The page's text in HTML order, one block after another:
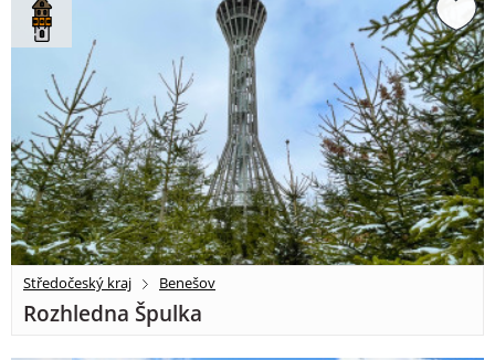
Středočeský kraj Benešov
Rozhledna Špulka